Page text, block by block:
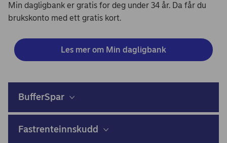
Min dagligbank er gratis for deg under 34 år. Da får du
brukskonto med ett gratis kort.
Les mer om Min dagligbank
BufferSpar
Fastrenteinnskudd